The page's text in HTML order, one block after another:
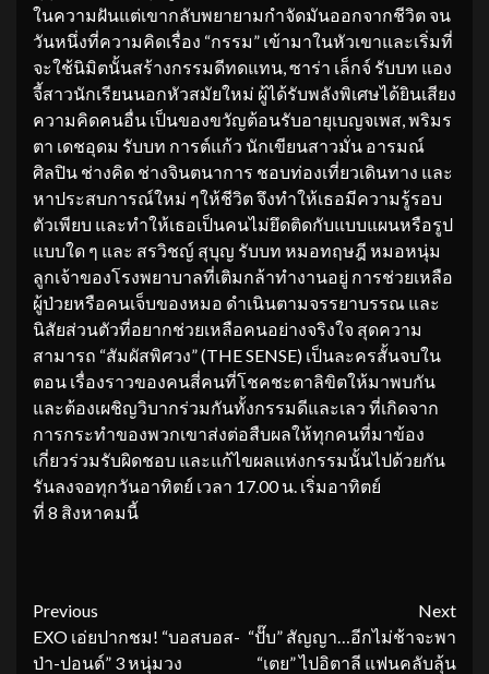
ในความฝันแต่เขากลับพยายามกำจัดมันออกจากชีวิต จน
วันหนึ่งที่ความคิดเรื่อง “กรรม” เข้ามาในหัวเขาและเริ่มที่
จะใช้นิมิตนั้นสร้างกรรมดีทดแทน, ซาร่า เล็กจ์ รับบท แอง
จี้สาวนักเรียนนอกหัวสมัยใหม่ ผู้ได้รับพลังพิเศษได้ยินเสียง
ความคิดคนอื่น เป็นของขวัญต้อนรับอายุเบญจเพส, พริมร
ตา เดชอุดม รับบท การต์แก้ว นักเขียนสาวมั่น อารมณ์
ศิลปิน ช่างคิด ช่างจินตนาการ ชอบท่องเที่ยวเดินทาง และ
หาประสบการณ์ใหม่ ๆให้ชีวิต จึงทำให้เธอมีความรู้รอบ
ตัวเพียบ และทำให้เธอเป็นคนไม่ยึดติดกับแบบแผนหรือรูป
แบบใด ๆ และ สรวิชญ์ สุบุญ รับบท หมอทฤษฎี หมอหนุ่ม
ลูกเจ้าของโรงพยาบาลที่เติมกล้าทำงานอยู่ การช่วยเหลือ
ผู้ป่วยหรือคนเจ็บของหมอ ดำเนินตามจรรยาบรรณ และ
นิสัยส่วนตัวที่อยากช่วยเหลือคนอย่างจริงใจ สุดความ
สามารถ “สัมผัสพิศวง” (THE SENSE) เป็นละครสั้นจบใน
ตอน เรื่องราวของคนสี่คนที่โชคชะตาลิขิตให้มาพบกัน
และต้องเผชิญวิบากร่วมกันทั้งกรรมดีและเลว ที่เกิดจาก
การกระทำของพวกเขาส่งต่อสืบผลให้ทุกคนที่มาข้อง
เกี่ยวร่วมรับผิดชอบ และแก้ไขผลแห่งกรรมนั้นไปด้วยกัน
รันลงจอทุกวันอาทิตย์ เวลา 17.00 น. เริ่มอาทิตย์
ที่ 8 สิงหาคมนี้
Continue
Reading
Previous
EXO เอ่ยปากชม! “บอสบอส-
ป่า-ปอนด์” 3 หนุ่มวง
Next
“ปั๊บ” สัญญา…อีกไม่ช้าจะพา
“เตย” ไปอิตาลี แฟนคลับลุ้น